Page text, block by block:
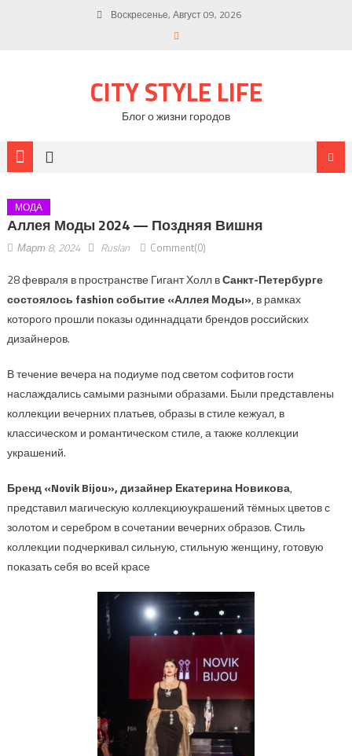
Воскресенье, Август 09, 2026
CITY STYLE LIFE
Блог о жизни городов
МОДА
Аллея Моды 2024 — Поздняя Вишня
Март 8, 2024 Ruslan Comment(0)
28 февраля в пространстве Гигант Холл вСанкт-Петербурге
состоялось fashion событие «Аллея Моды», в рамках
которого прошли показы одиннадцати брендов российских
дизайнеров.
В течение вечера на подиуме под светом софитов гости
наслаждались самыми разнымиобразами. Были представлены
коллекции вечерних платьев, образы в стилекежуал, в
классическом и романтическом стиле, а также коллекции
украшений.
Бренд«NovikBijou», дизайнер Екатерина Новикова,
представил магическую коллекциюукрашенийтёмных цветов с
золотом и серебром в сочетании вечерних образов.Стиль
коллекции подчеркивал сильную, стильную женщину, готовую
показать себя во всей красе